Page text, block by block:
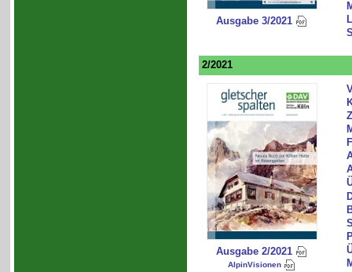
Ausgabe 3/2021
2/2021
Ausgabe 2/2021
AlpinVisionen